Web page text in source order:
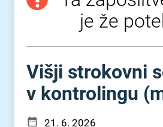
je že
Višji strokovni
v kontrolingu
21. 6. 2026